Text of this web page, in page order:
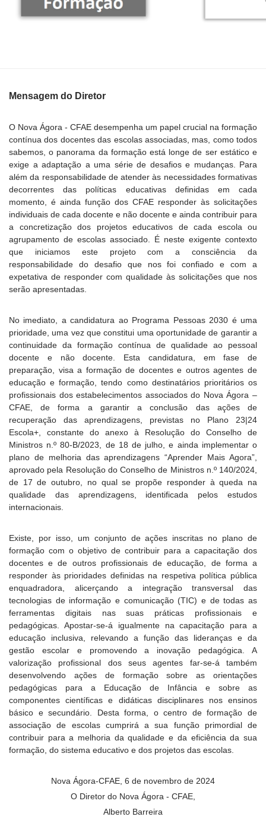
Mensagem do Diretor
O Nova Ágora - CFAE desempenha um papel crucial na formação
contínua dos docentes das escolas associadas, mas, como todos
sabemos, o panorama da formação está longe de ser estático e
exige a adaptação a uma série de desafios e mudanças. Para
além da responsabilidade de atender às necessidades formativas
decorrentes das políticas educativas definidas em cada
momento, é ainda função dos CFAE responder às solicitações
individuais de cada docente e não docente e ainda contribuir para
a concretização dos projetos educativos de cada escola ou
agrupamento de escolas associado. É neste exigente contexto
que iniciamos este projeto com a consciência da
responsabilidade do desafio que nos foi confiado e com a
expetativa de responder com qualidade às solicitações que nos
serão apresentadas.
No imediato, a candidatura ao Programa Pessoas 2030 é uma
prioridade, uma vez que constitui uma oportunidade de garantir a
continuidade da formação contínua de qualidade ao pessoal
docente e não docente. Esta candidatura, em fase de
preparação, visa a formação de docentes e outros agentes de
educação e formação, tendo como destinatários prioritários os
profissionais dos estabelecimentos associados do Nova Ágora –
CFAE, de forma a garantir a conclusão das ações de
recuperação das aprendizagens, previstas no Plano 23|24
Escola+, constante do anexo à Resolução do Conselho de
Ministros n.º 80-B/2023, de 18 de julho, e ainda implementar o
plano de melhoria das aprendizagens “Aprender Mais Agora”,
aprovado pela Resolução do Conselho de Ministros n.º 140/2024,
de 17 de outubro, no qual se propõe responder à queda na
qualidade das aprendizagens, identificada pelos estudos
internacionais.
Existe, por isso, um conjunto de ações inscritas no plano de
formação com o objetivo de contribuir para a capacitação dos
docentes e de outros profissionais de educação, de forma a
responder às prioridades definidas na respetiva política pública
enquadradora, alicerçando a integração transversal das
tecnologias de informação e comunicação (TIC) e de todas as
ferramentas digitais nas suas práticas profissionais e
pedagógicas. Apostar-se-á igualmente na capacitação para a
educação inclusiva, relevando a função das lideranças e da
gestão escolar e promovendo a inovação pedagógica. A
valorização profissional dos seus agentes far-se-á também
desenvolvendo ações de formação sobre as orientações
pedagógicas para a Educação de Infância e sobre as
componentes científicas e didáticas disciplinares nos ensinos
básico e secundário. Desta forma, o centro de formação de
associação de escolas cumprirá a sua função primordial de
contribuir para a melhoria da qualidade e da eficiência da sua
formação, do sistema educativo e dos projetos das escolas.
Nova Ágora-CFAE, 6 de novembro de 2024
O Diretor do Nova Ágora - CFAE,
Alberto Barreira